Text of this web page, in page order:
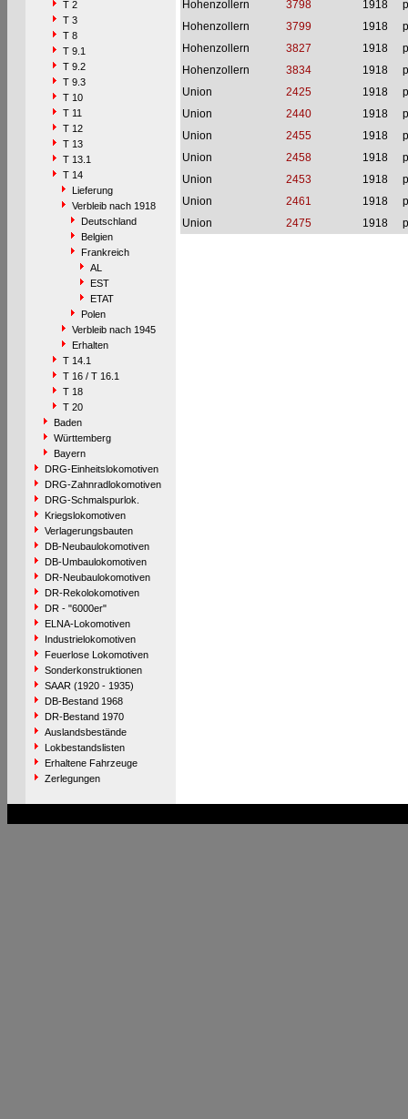
T 2
T 3
T 8
T 9.1
T 9.2
T 9.3
T 10
T 11
T 12
T 13
T 13.1
T 14
Lieferung
Verbleib nach 1918
Deutschland
Belgien
Frankreich
AL
EST
ETAT
Polen
Verbleib nach 1945
Erhalten
T 14.1
T 16 / T 16.1
T 18
T 20
Baden
Württemberg
Bayern
DRG-Einheitslokomotiven
DRG-Zahnradlokomotiven
DRG-Schmalspurlok.
Kriegslokomotiven
Verlagerungsbauten
DB-Neubaulokomotiven
DB-Umbaulokomotiven
DR-Neubaulokomotiven
DR-Rekolokomotiven
DR - "6000er"
ELNA-Lokomotiven
Industrielokomotiven
Feuerlose Lokomotiven
Sonderkonstruktionen
SAAR (1920 - 1935)
DB-Bestand 1968
DR-Bestand 1970
Auslandsbestände
Lokbestandslisten
Erhaltene Fahrzeuge
Zerlegungen
Hohenzollern
3798 1918
Hohenzollern
3799 1918
Hohenzollern
3827 1918
Hohenzollern
3834 1918
Union
2425 1918
Union
2440 1918
Union
2455 1918
Union
2458 1918
Union
2453 1918
Union
2461 1918
Union
2475 1918